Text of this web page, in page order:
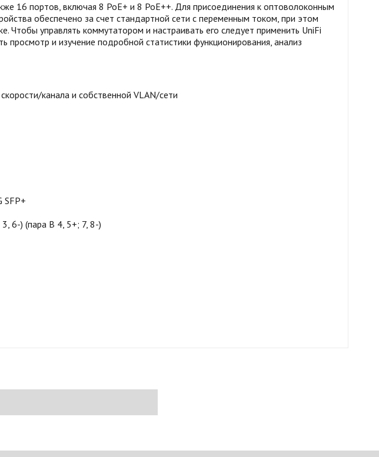
16 портов, включая 8 PoE+ и 8 PoE++. Для присоединения к оптоволоконным
обеспечено за счет стандартной сети с переменным током, при этом
управлять коммутатором и настраивать его следует применить UniFi
и изучение подробной статистики функционирования, анализ
канала и собственной VLAN/сети
SFP+
6-) (пара B 4, 5+; 7, 8-)